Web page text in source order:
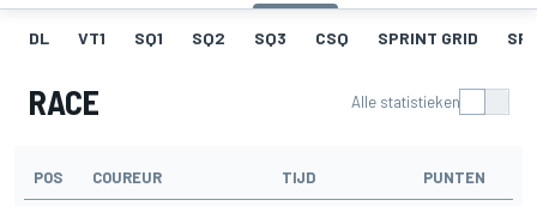
DL VT1 SQ1 SQ2 SQ3 CSQ SPRINT GRID
RACE Alle statistieken
POS COUREUR TIJD PUNTEN